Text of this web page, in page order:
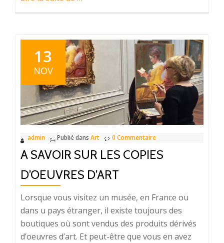
l’éducation
musicale
exactement
?
13
NOV
admin Publié dans Art 0 Commentaire
A SAVOIR SUR LES COPIES
D’OEUVRES D’ART
Lorsque vous visitez un musée, en France ou
dans u pays étranger, il existe toujours des
boutiques où sont vendus des produits dérivés
d’oeuvres d’art. Et peut-être que vous en avez